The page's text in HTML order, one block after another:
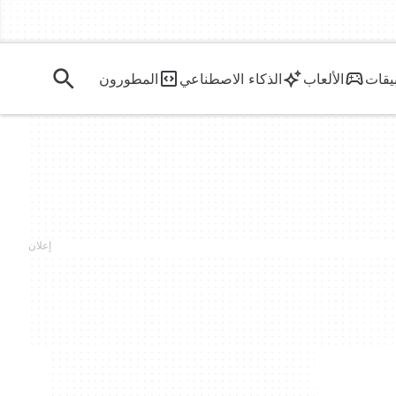
الألعاب الذكاء الاصطناعي المطورون